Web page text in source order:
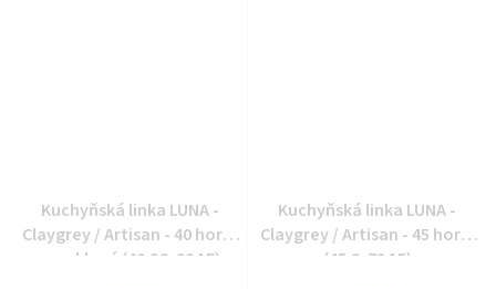
Kuchyňská linka LUNA -
Claygrey / Artisan - 40 horní
prosklená (40 GS-90 1F)
Kuchyňská linka LUNA -
Claygrey / Artisan - 45 horní
(45 G-72 1F)